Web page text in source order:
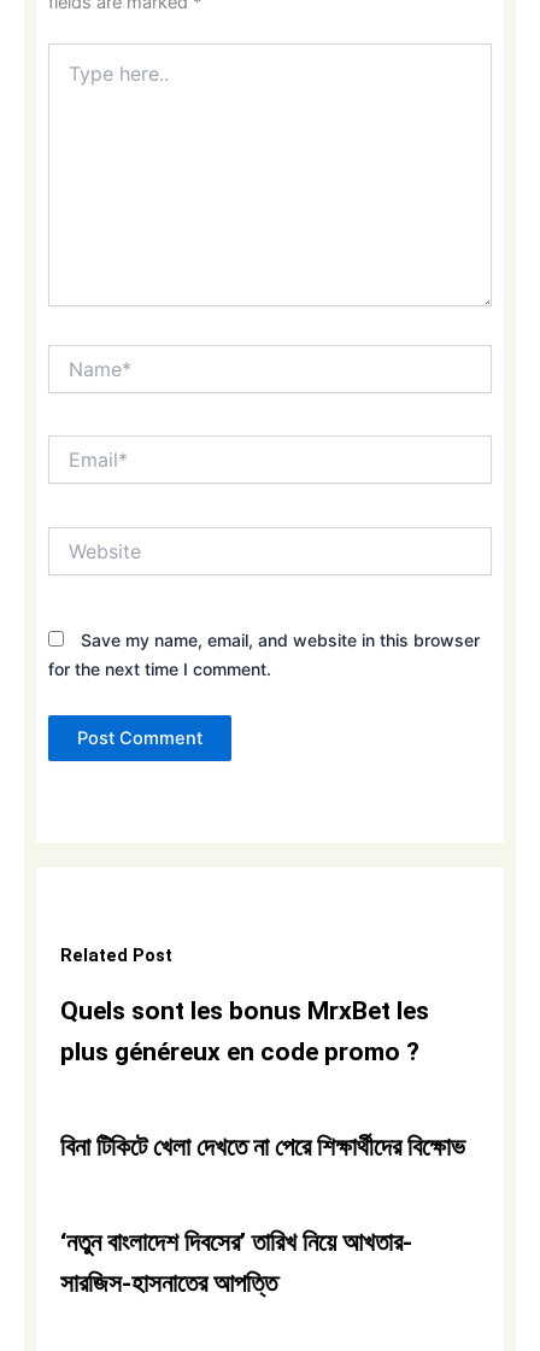
here..
Save my name, email, and website in this browser
for the next time I comment.
Related Post
Quels sont les bonus MrxBet les
plus généreux en code promo ?
বিনা টিকিটে খেলা দেখতে না পেরে শিক্ষার্থীদের বিক্ষোভ
‘নতুন বাংলাদেশ দিবসের’ তারিখ নিয়ে আখতার-
সারজিস-হাসনাতের আপত্তি